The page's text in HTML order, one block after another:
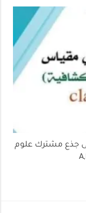
جذع مشترك علوم